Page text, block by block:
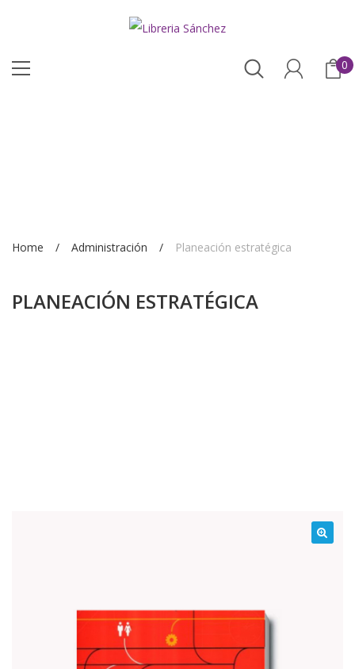
0
Home Administración Planeación estratégica
PLANEACIÓN ESTRATÉGICA